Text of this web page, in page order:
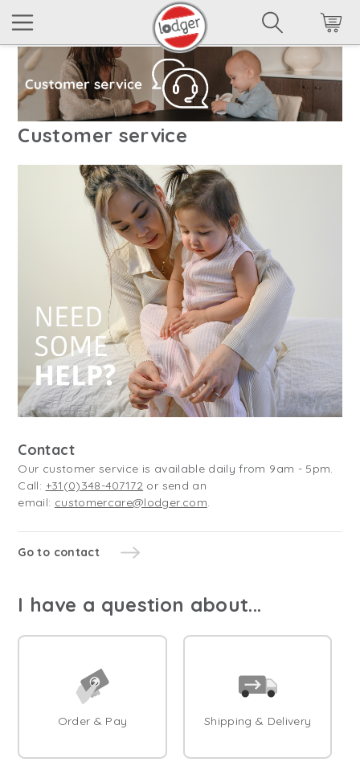
Customer service
Contact
Our customer service is available daily from 9am - 5pm.
Call: +31(0)348-407172 or send an
email: customercare@lodger.com.
Go to contact
I have a question about...
Order & Pay Shipping & Delivery